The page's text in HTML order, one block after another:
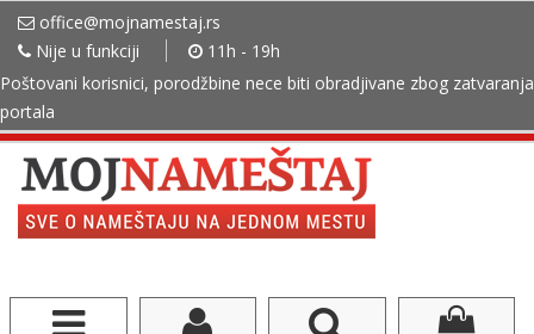
office@mojnamestaj.rs
Nije u funkciji
11h - 19h
Poštovani korisnici, porodžbine nece biti obradjivane zbog zatvaranja
portala